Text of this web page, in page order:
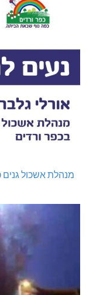
מנהלת אשכול גנים